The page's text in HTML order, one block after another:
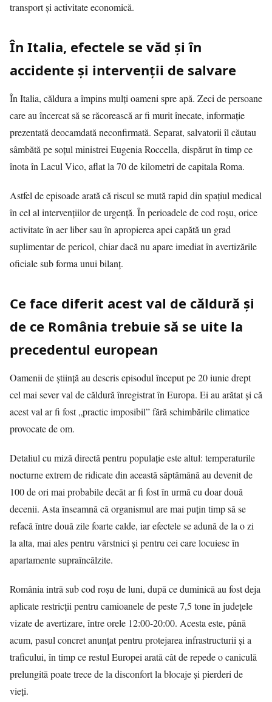
transport și activitate economică.
În Italia, efectele se văd și în
accidente și intervenții de salvare
În Italia, căldura a împins mulți oameni spre apă. Zeci de persoane
care au încercat să se răcorească ar fi murit înecate, informație
prezentată deocamdată neconfirmată. Separat, salvatorii îl căutau
sâmbătă pe soțul ministrei Eugenia Roccella, dispărut în timp ce
înota în Lacul Vico, aflat la 70 de kilometri de capitala Roma.
Astfel de episoade arată că riscul se mută rapid din spațiul medical
în cel al intervențiilor de urgență. În perioadele de cod roșu, orice
activitate în aer liber sau în apropierea apei capătă un grad
suplimentar de pericol, chiar dacă nu apare imediat în avertizările
oficiale sub forma unui bilanț.
Ce face diferit acest val de căldură și
de ce România trebuie să se uite la
precedentul european
Oamenii de știință au descris episodul început pe 20 iunie drept
cel mai sever val de căldură înregistrat în Europa. Ei au arătat și că
acest val ar fi fost „practic imposibil” fără schimbările climatice
provocate de om.
Detaliul cu miză directă pentru populație este altul: temperaturile
nocturne extrem de ridicate din această săptămână au devenit de
100 de ori mai probabile decât ar fi fost în urmă cu doar două
decenii. Asta înseamnă că organismul are mai puțin timp să se
refacă între două zile foarte calde, iar efectele se adună de la o zi
la alta, mai ales pentru vârstnici și pentru cei care locuiesc în
apartamente supraîncălzite.
România intră sub cod roșu de luni, după ce duminică au fost deja
aplicate restricții pentru camioanele de peste 7,5 tone în județele
vizate de avertizare, între orele 12:00-20:00. Acesta este, până
acum, pasul concret anunțatpentru protejarea infrastructurii și a
traficului, în timp ce restul Europei arată cât de repede o caniculă
prelungită poate trece de la disconfort la blocaje și pierderi de
vieți.